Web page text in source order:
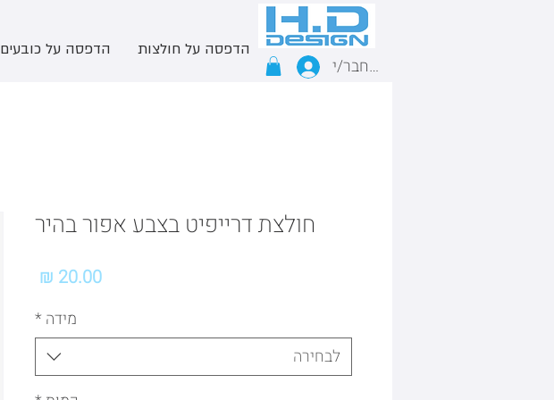
הדפסה על חולצות הדפסה על כובעים
התחבר/י
חולצת דרייפיט בצבע אפור בהיר
‏20.00 ‏₪
מידה *
לבחירה